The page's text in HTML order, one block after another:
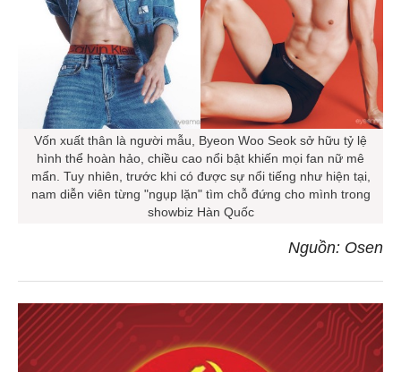
Vốn xuất thân là người mẫu, Byeon Woo Seok sở hữu tỷ lệ
hình thể hoàn hảo, chiều cao nổi bật khiến mọi fan nữ mê
mẩn. Tuy nhiên, trước khi có được sự nổi tiếng như hiện tại,
nam diễn viên từng "ngụp lặn" tìm chỗ đứng cho mình trong
showbiz Hàn Quốc
Nguồn: Osen